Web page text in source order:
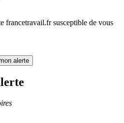
francetravail.fr susceptible de vous
alerte